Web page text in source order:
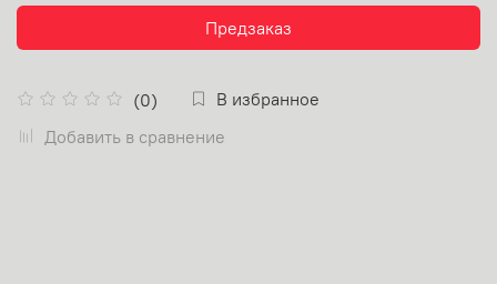
(0)
В избранное
Добавить в сравнение
Предзаказ